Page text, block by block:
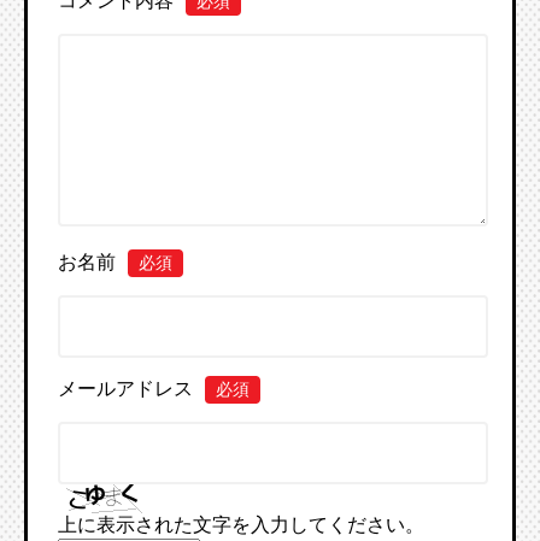
お名前 必須
メールアドレス 必須
上に表示された文字を入力してください。